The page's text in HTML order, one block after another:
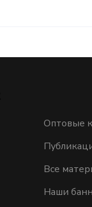
Оптовые
Все
Наши